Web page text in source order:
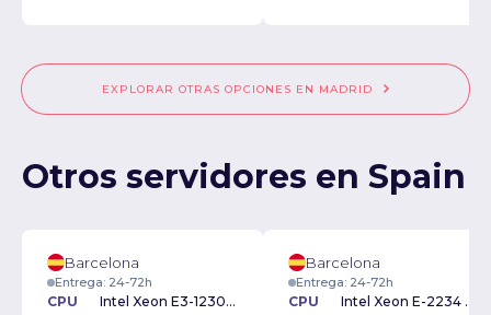
EXPLORAR OTRAS OPCIONES EN MADRID
Otros servidores en Spain
Barcelona
Entrega: 24-72h
CPU
Intel Xeon E3-1230v2 3.30GHz
Barcelona
Entrega: 24-72h
CPU
Intel Xeon E-2234 3.6GHz